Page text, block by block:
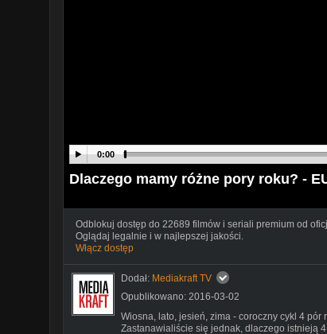
0:00
Dlaczego mamy różne pory roku? -
Odblokuj dostęp do 22689 filmów i seriali premium od
Oglądaj legalnie i w najlepszej jakości.
Włącz dostęp
Dodał: Mediakraft TV
Opublikowano: 2016-03-02
Wiosna, lato, jesień, zima - coroczny cykl 4 pór
Zastanawialiście się jednak, dlaczego istnieją